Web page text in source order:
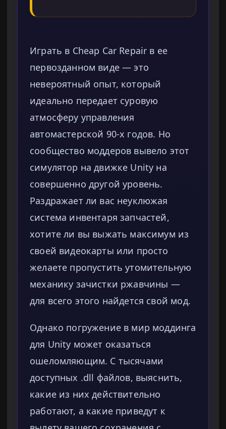
Играть в Cheap Car Repair в ее
первозданном виде — это
невероятный опыт, который
идеально передает суровую
атмосферу управления
автомастерской 90-х годов. Но
сообщество моддеров вывело этот
симулятор на движке Unity на
совершенно другой уровень.
Раздражает ли вас неуклюжая
система инвентаря запчастей,
хотите ли вы выжать максимум из
своей видеокарты или просто
желаете пропустить утомительную
механику зачистки ржавчины —
для всего этого найдется свой мод.
Однако погружение в мир моддинга
для Unity может оказаться
ошеломляющим. С тысячами
доступных .dll файлов, выяснить,
какие из них действительно
работают, а какие приведут к